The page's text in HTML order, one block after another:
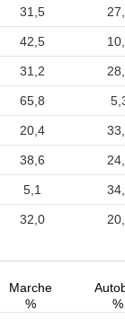
31,5
42,5
31,2
65,8
20,4
38,6
5,1
32,0
Marche
%
%